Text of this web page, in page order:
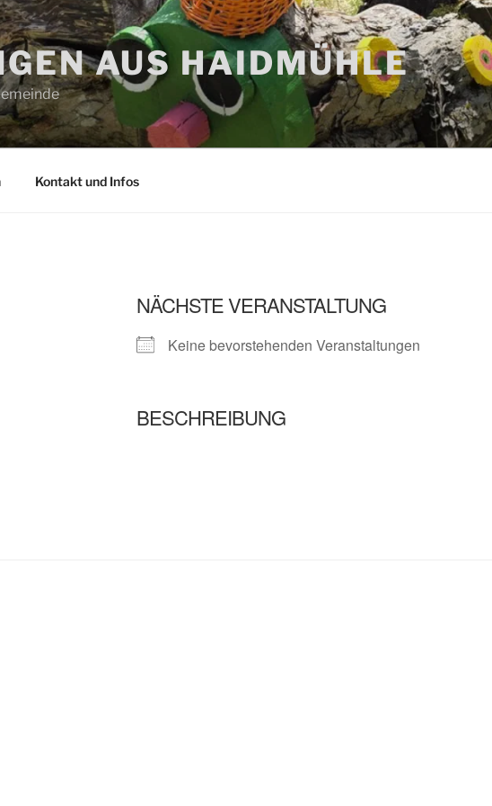
AUS HAIDMÜHLE
Kontakt und Infos
NÄCHSTE VERANSTALTUNG
Keine bevorstehenden Veranstaltungen
BESCHREIBUNG